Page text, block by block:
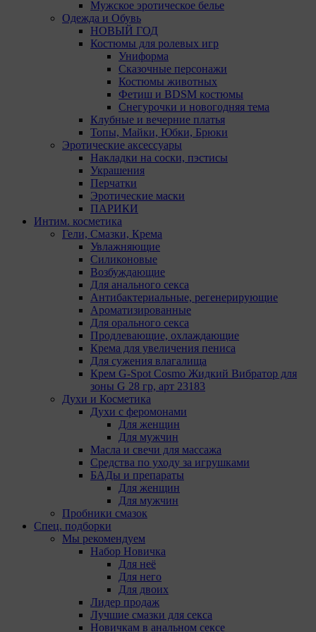
Мужское эротическое белье
Одежда и Обувь
НОВЫЙ ГОД
Костюмы для ролевых игр
Униформа
Сказочные персонажи
Костюмы животных
Фетиш и BDSM костюмы
Снегурочки и новогодняя тема
Клубные и вечерние платья
Топы, Майки, Юбки, Брюки
Эротические аксессуары
Накладки на соски, пэстисы
Украшения
Перчатки
Эротические маски
ПАРИКИ
Интим. косметика
Гели, Смазки, Крема
Увлажняющие
Силиконовые
Возбуждающие
Для анального секса
Антибактериальные, регенерирующие
Ароматизированные
Для орального секса
Продлевающие, охлаждающие
Крема для увеличения пениса
Для сужения влагалища
Крем G-Spot Cosmo Жидкий Вибратор для
зоны G 28 гр, арт 23183
Духи и Косметика
Духи с феромонами
Для женщин
Для мужчин
Масла и свечи для массажа
Средства по уходу за игрушками
БАДы и препараты
Для женщин
Для мужчин
Пробники смазок
Спец. подборки
Мы рекомендуем
Набор Новичка
Для неё
Для него
Для двоих
Лидер продаж
Лучшие смазки для секса
Новичкам в анальном сексе
Рекламные Cookie
Компании, которым мы поручаем обработку данных
для данной цели:
Яндекса рекламная сеть (Yandex Mobile Ads,
ADFOX) - сервис показа контекстной рекламы.
Адрес: Yandex Europe AG, Werftestrasse 4, CH-
6005 Luzern, Switzerland.
Google Ads - сервис показа контекстной
рекламы, предоставляемый компанией Google
Ireland Ltd, Gordon House Barrow Street Dublin 4,
D04E5W5 Ireland.
Сохранить мои изменения
Сохранить по умолчанию